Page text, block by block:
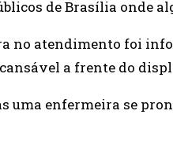
de Brasília onde
no atendimento foi
a frente do
uma enfermeira se